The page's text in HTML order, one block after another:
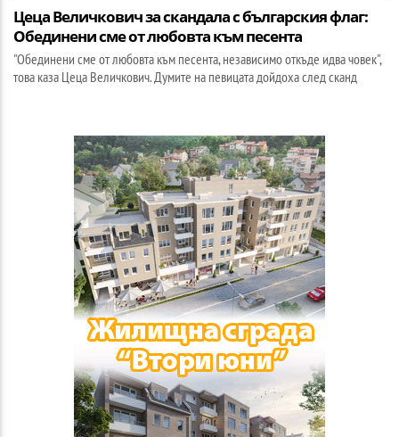
Цеца Величкович за скандала с българския флаг:
Обединени сме от любовта към песента
"Обединени сме от любовта към песента, независимо откъде идва човек",
това каза Цеца Величкович. Думите на певицата дойдоха след сканд